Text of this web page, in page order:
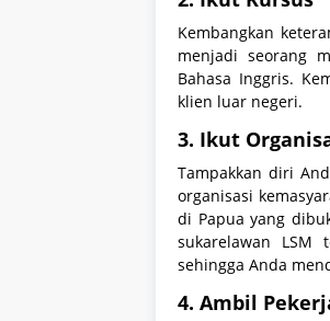
Kembangkan
menjadi seorang
Bahasa Inggris.
klien luar negeri.
3. Ikut
Tampakkan diri
organisasi
di Papua yang
sukarelawan LSM
sehingga Anda
4. Ambil